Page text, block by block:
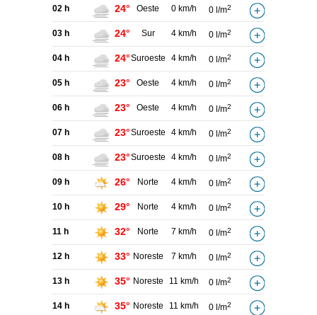
02 h 24° Oeste 0 km/h 0 l/m2
03 h 24° Sur 4 km/h 0 l/m2
04 h 24°Suroeste 4 km/h 0 l/m2
05 h 23° Oeste 4 km/h 0 l/m2
06 h 23° Oeste 4 km/h 0 l/m2
07 h 23°Suroeste 4 km/h 0 l/m2
08 h 23°Suroeste 4 km/h 0 l/m2
09 h 26° Norte 4 km/h 0 l/m2
10 h 29° Norte 4 km/h 0 l/m2
11 h 32° Norte 7 km/h 0 l/m2
12 h 33° Noreste 7 km/h 0 l/m2
13 h 35° Noreste 11 km/h 0 l/m2
14 h 35° Noreste 11 km/h 0 l/m2